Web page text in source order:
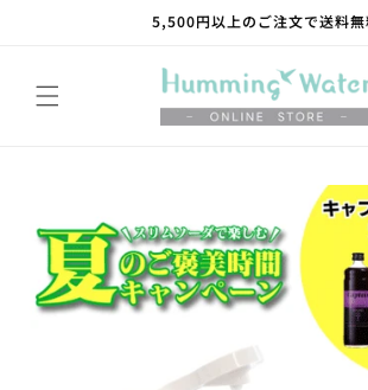
5,500円以上のご注文で送料無
キップ